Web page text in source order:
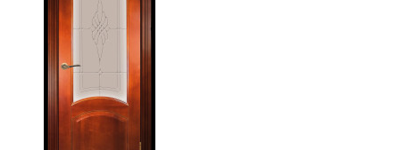
Тип полотна:
Глухие
ванной и туалета